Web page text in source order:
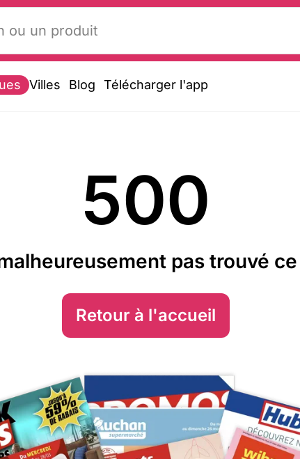
Villes Blog Télécharger l'app
500
pas trouvé
Retour à l'accueil